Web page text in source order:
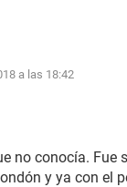
a las 18:42
no conocía. Fue
y ya con el